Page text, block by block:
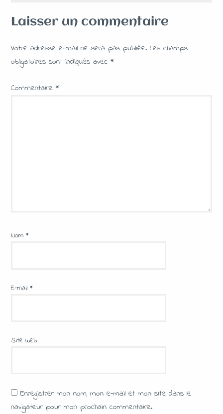
Laisser un commentaire
Votre adresse e-mail ne sera pas publiée. Les champs
obligatoires sont indiqués avec*
Commentaire*
Nom*
E-mail*
Site web
Enregistrer mon nom, mon e-mail et mon site dans le
navigateur pour mon prochain commentaire.